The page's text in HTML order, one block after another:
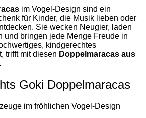
im Vogel-Design sind ein
für Kinder, die Musik lieben oder
Sie wecken Neugier, laden
und bringen jede Menge Freude in
kindgerechtes
trifft mit diesen Doppelmaracas aus
Goki Doppelmaracas
im fröhlichen Vogel-Design